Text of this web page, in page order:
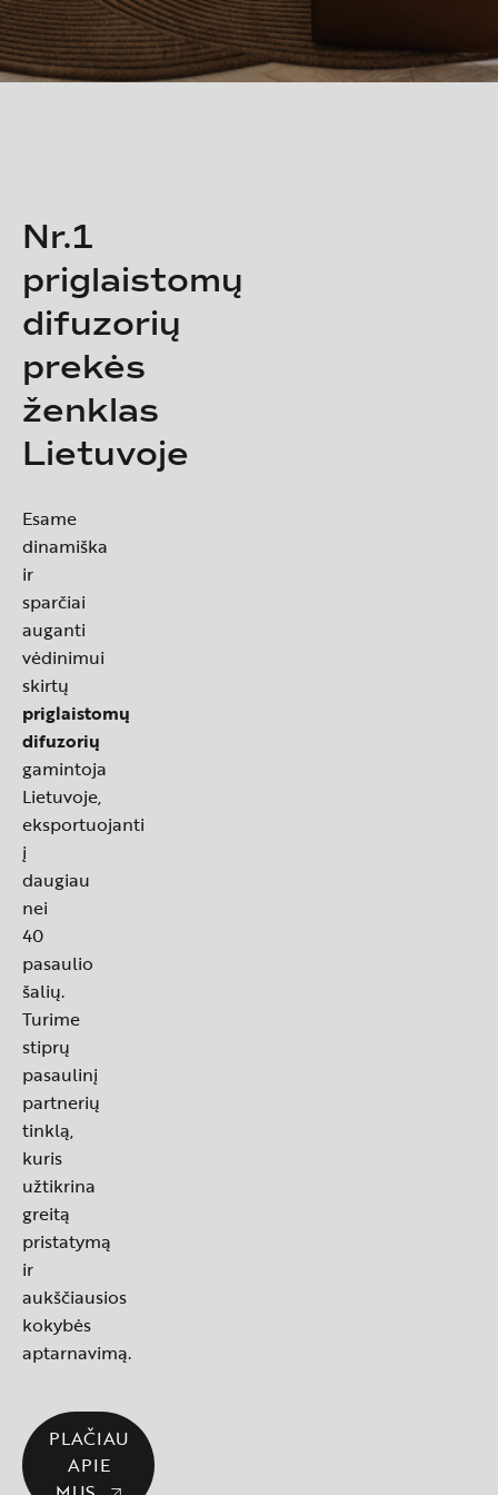
Nr.1
priglaistomų
difuzorių
prekės
ženklas
Lietuvoje
Esame
dinamiška
ir
sparčiai
auganti
vėdinimui
skirtų
priglaistomų
difuzorių
gamintoja
Lietuvoje,
eksportuojanti
į
daugiau
nei
40
pasaulio
šalių.
Turime
stiprų
pasaulinį
partnerių
tinklą,
kuris
užtikrina
greitą
pristatymą
ir
aukščiausios
kokybės
aptarnavimą.
PLAČIAU
APIE